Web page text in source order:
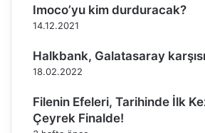
l
c
l
a
l
T
ş
s
m
Imoco’yu kim durduracak?
14.12.2021
Halkbank, Galatasaray
18.02.2022
Filenin Efeleri, Tarihinde İlk
Çeyrek Finalde!